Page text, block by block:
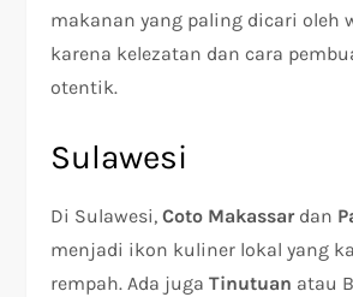
makanan yang paling dicari oleh
karena kelezatan dan cara
otentik.
Sulawesi
Di Sulawesi,Coto Makassardan
menjadi ikon kuliner lokal yang
rempah. Ada jugaTinutuan atau